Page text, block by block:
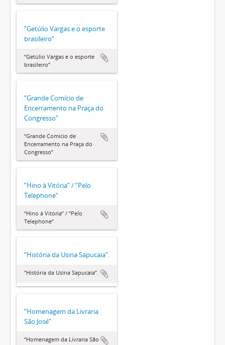
“Getúlio Vargas e o esporte
brasileiro”
“Getúlio Vargas e o esporte
brasileiro”
“Grande Comício de
Encerramento na Praça do
Congresso”
“Grande Comício de
Encerramento na Praça do
Congresso”
“Hino à Vitória” / “Pelo
Telephone”
“Hino à Vitória” / “Pelo
Telephone”
“História da Usina Sapucaia”.
“História da Usina Sapucaia”.
“Homenagem da Livraria
São José”
“Homenagem da Livraria São